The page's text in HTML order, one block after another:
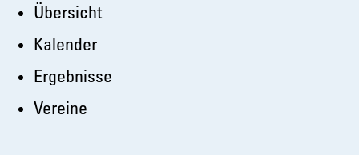
Übersicht
Kalender
Ergebnisse
Vereine